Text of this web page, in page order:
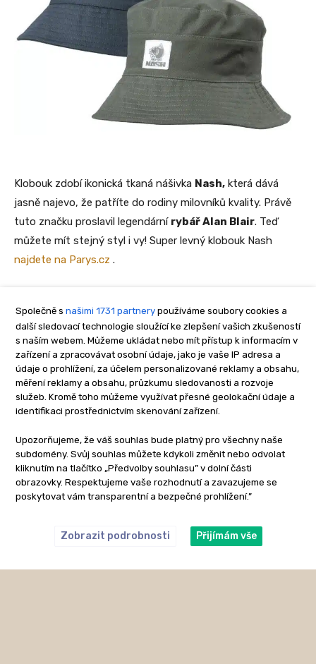
Společně s našimi 1731 partnery používáme soubory cookies a
další sledovací technologie sloužící ke zlepšení vašich zkušeností
s naším webem. Můžeme ukládat nebo mít přístup k informacím v
zařízení a zpracovávat osobní údaje, jako je vaše IP adresa a
údaje o prohlížení, za účelem personalizované reklamy a obsahu,
měření reklamy a obsahu, průzkumu sledovanosti a rozvoje
služeb. Kromě toho můžeme využívat přesné geolokační údaje a
identifikaci prostřednictvím skenování zařízení.
Upozorňujeme, že váš souhlas bude platný pro všechny naše
subdomény. Svůj souhlas můžete kdykoli změnit nebo odvolat
kliknutím na tlačítko „Předvolby souhlasu” v dolní části
obrazovky. Respektujeme vaše rozhodnutí a zavazujeme se
poskytovat vám transparentní a bezpečné prohlížení.”
Zobrazit podrobnosti Přijímám vše